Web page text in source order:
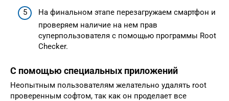
На финальном этапе перезагружаем смартфон и
проверяем наличие на нем прав
суперпользователя с помощью программы Root
Checker.
С помощью специальных приложений
Неопытным пользователям желательно удалять root
проверенным софтом, так как он проделает все